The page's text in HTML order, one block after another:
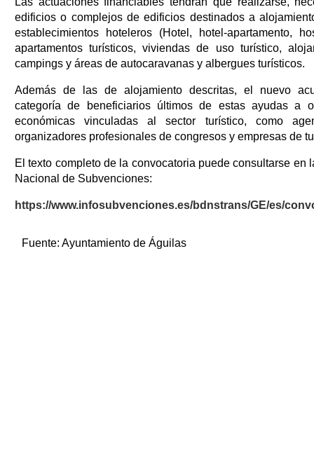
edificios o complejos de edificios destinados a
establecimientos hoteleros (Hotel, hotel-apartamento,
apartamentos turísticos, viviendas de uso turístico,
campings y áreas de autocaravanas y albergues turísticos.
Además de las de alojamiento descritas, el nuevo
categoría de beneficiarios últimos de estas ayudas a
económicas vinculadas al sector turístico, como
organizadores profesionales de congresos y empresas de
El texto completo de la convocatoria puede consultarse en
Nacional de Subvenciones:
https://www.infosubvenciones.es/bdnstrans/GE/es/
Fuente: Ayuntamiento de Águilas